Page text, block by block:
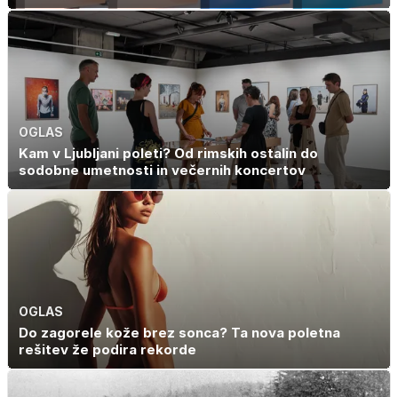
OGLAS
Kam v Ljubljani poleti? Od rimskih ostalin do
sodobne umetnosti in večernih koncertov
OGLAS
Do zagorele kože brez sonca? Ta nova poletna
rešitev že podira rekorde